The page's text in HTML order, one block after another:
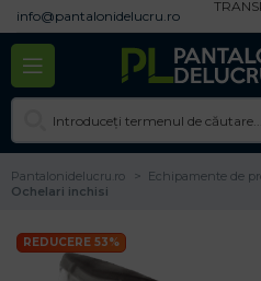
info@pantalonidelucru.ro
Pantalonidelucru.ro Echipamente de
Ochelari inchisi
REDUCERE 53%